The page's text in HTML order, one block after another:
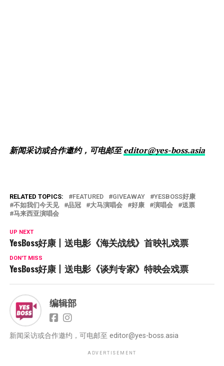
新闻采访或合作邀约，可电邮至editor@yes-boss.asia
RELATED TOPICS: FEATURED GIVEAWAY
YESBOSS好康
不如我们今天见
品冠 大马演唱会 好康 演唱会
送票
马来西亚演唱会
UP NEXT
YesBoss好康丨送电影《海关战线》首映礼戏票
DON'T MISS
YesBoss好康丨送电影《谈判专家》特映会戏票
编辑部
新闻采访或合作邀约，可电邮至 editor@yes-boss.asia
ADVERTISEMENT